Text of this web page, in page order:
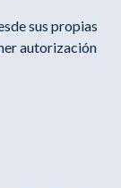
sus propias
autorización